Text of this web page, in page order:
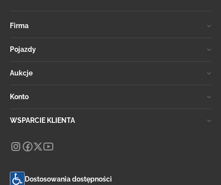
Firma
Pojazdy
Aukcje
Konto
WSPARCIE KLIENTA
Dostosowania dostępności